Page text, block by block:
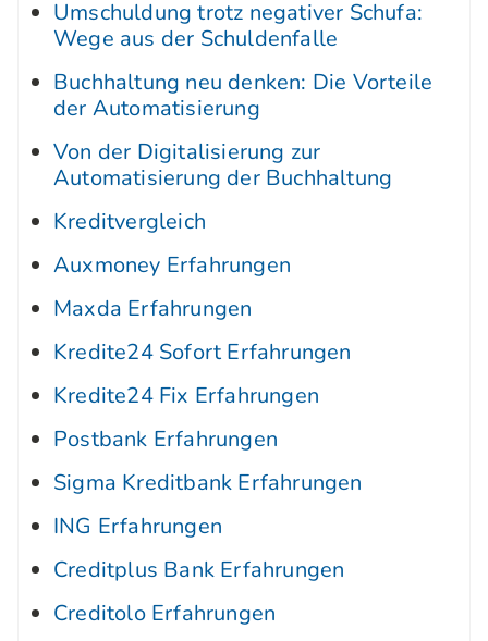
Umschuldung trotz negativer Schufa:
Wege aus der Schuldenfalle
Buchhaltung neu denken: Die Vorteile
der Automatisierung
Von der Digitalisierung zur
Automatisierung der Buchhaltung
Kreditvergleich
Auxmoney Erfahrungen
Maxda Erfahrungen
Kredite24 Sofort Erfahrungen
Kredite24 Fix Erfahrungen
Postbank Erfahrungen
Sigma Kreditbank Erfahrungen
ING Erfahrungen
Creditplus Bank Erfahrungen
Creditolo Erfahrungen